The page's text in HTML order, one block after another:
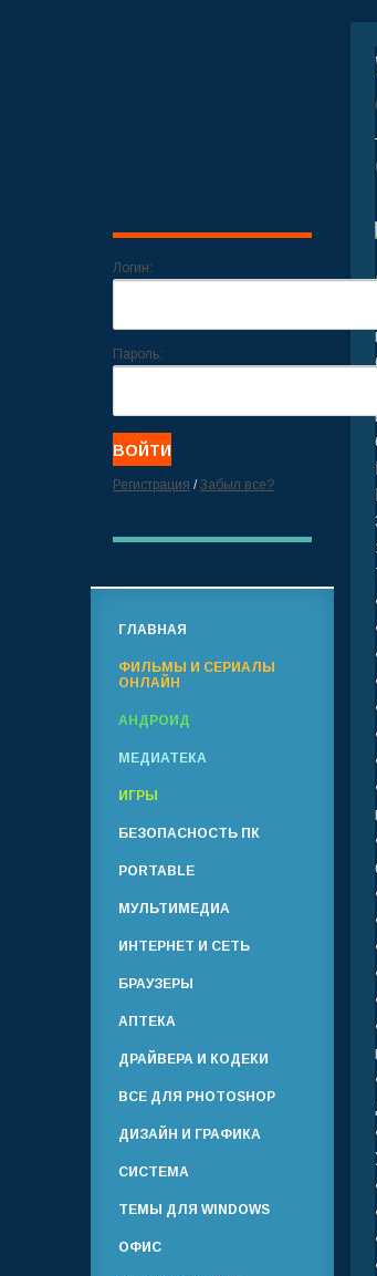
Логин:
Пароль:
Регистрация /Забыл все?
ГЛАВНАЯ
ФИЛЬМЫ И СЕРИАЛЫ
ОНЛАЙН
АНДРОИД
МЕДИАТЕКА
ИГРЫ
БЕЗОПАСНОСТЬ ПК
PORTABLE
МУЛЬТИМЕДИА
ИНТЕРНЕТ И СЕТЬ
БРАУЗЕРЫ
АПТЕКА
ДРАЙВЕРА И КОДЕКИ
ВСЕ ДЛЯ PHOTOSHOP
ДИЗАЙН И ГРАФИКА
СИСТЕМА
ТЕМЫ ДЛЯ WINDOWS
ОФИС